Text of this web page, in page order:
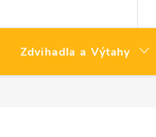
Zdvihadla a Výtahy